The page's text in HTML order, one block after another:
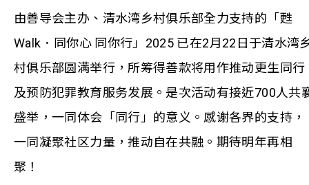
由善导会主办、清水湾乡村俱乐部全力支持的「甦
Walk．同你心 同你行」2025 已在2月22日于清水湾
村俱乐部圆满举行，所筹得善款将用作推动更生同行
及预防犯罪教育服务发展。是次活动有接近700人共
盛举，一同体会「同行」的意义。感谢各界的支持，
一同凝聚社区力量，推动自在共融。期待明年再相
聚！